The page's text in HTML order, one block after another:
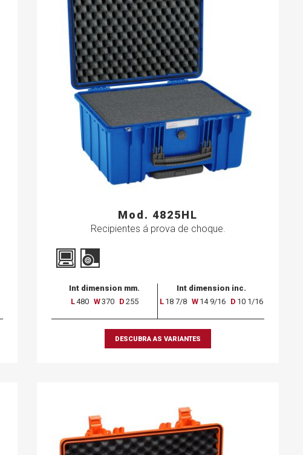
Mod. 4825HL
Recipientes á prova de choque.
Int dimension mm.
L480 W370 D 255
Int dimension inc.
L 18 7/8 W 14 9/16 D 10 1/16
DESCUBRA AS VARIANTES